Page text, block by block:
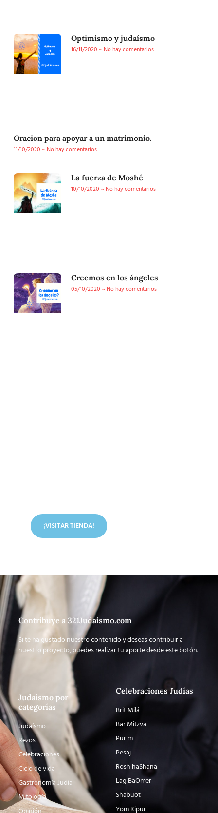
Optimismo y judaísmo
16/11/2020
No hay comentarios
Oracion para apoyar a un matrimonio.
11/10/2020
No hay comentarios
La fuerza de Moshé
10/10/2020
No hay comentarios
Creemos en los ángeles
05/10/2020
No hay comentarios
¡VISITAR TIENDA!
Contribuye a 321Judaismo.com
Si te ha gustado nuestro contenido y deseas contribuir a
nuestro proyecto, puedes realizar tu aporte desde este botón.
Judaísmo por
categorías
Judaísmo
Rezos
Celebraciones
Ciclo de vida
Gastronomía Judía
Mitología
Celebraciones Judías
Brit Milá
Bar Mitzva
Purim
Pesaj
Rosh haShana
Lag BaOmer
Shabuot
Yom Kipur